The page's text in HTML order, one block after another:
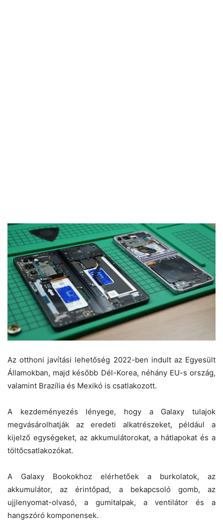
Az otthoni javítási lehetőség 2022-ben indult az Egyesült
Államokban, majd később Dél-Korea, néhány EU-s ország,
valamint Brazília és Mexikó is csatlakozott.
A kezdeményezés lényege, hogy a Galaxy tulajok
megvásárolhatják az eredeti alkatrészeket, például a
kijelző egységeket, az akkumulátorokat, a hátlapokat és a
töltőcsatlakozókat.
A Galaxy Bookokhoz elérhetőek a burkolatok, az
akkumulátor, az érintőpad, a bekapcsoló gomb, az
ujjlenyomat-olvasó, a gumitalpak, a ventilátor és a
hangszóró komponensek.